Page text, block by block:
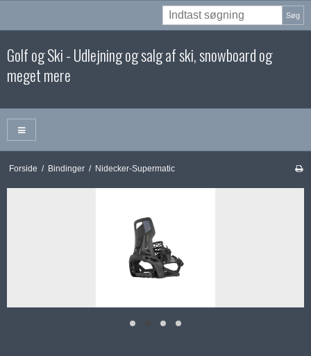
Søg
Golf og Ski - Udlejning og salg af ski, snowboard og
meget mere
Forside / Bindinger / Nidecker-Supermatic